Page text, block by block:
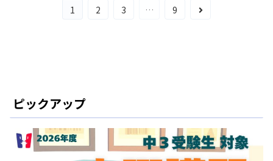
1 2 3 … 9
次
ピックアップ